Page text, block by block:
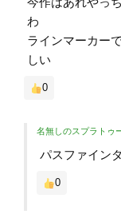
わ
ラインマーカー
しい
0
名無しのスプラトゥ
パスファイン
0